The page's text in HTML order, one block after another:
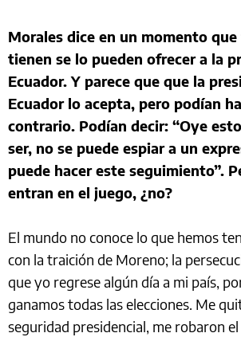
Morales dice en un momento
tienen se lo pueden ofrecer a la
Ecuador. Y parece que que la
Ecuador lo acepta, pero podían
contrario. Podían decir: “Oye
ser, no se puede espiar a un
puede hacer este seguimiento”.
entran en el juego, ¿no?
El mundo no conoce lo que hemos
con la traición de Moreno; la
que yo regrese algún día a mi país,
ganamos todas las elecciones. Me
seguridad presidencial, me robaron